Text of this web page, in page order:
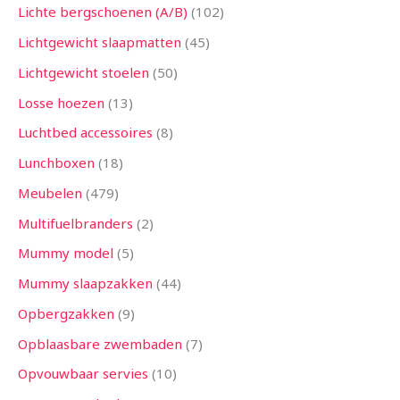
Lichte bergschoenen (A/B) 102
Lichtgewicht slaapmatten 45
Lichtgewicht stoelen 50
Losse hoezen 13
Luchtbed accessoires 8
Lunchboxen 18
Meubelen 479
Multifuelbranders 2
Mummy model 5
Mummy slaapzakken 44
Opbergzakken 9
Opblaasbare zwembaden 7
Opvouwbaar servies 10